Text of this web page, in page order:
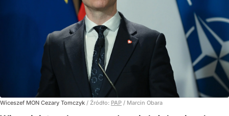
Wiceszef MON Cezary Tomczyk / Źródło: PAP / Marcin Obara